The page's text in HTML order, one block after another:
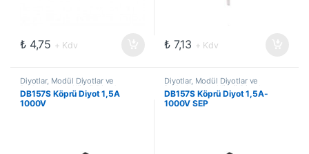
₺4,75 + Kdv ₺7,13 + Kdv
Diyotlar, Modül Diyotlar ve
Doğrultucular Köprü Diyotlar
DB157S Köprü Diyot 1,5A
1000V
Diyotlar, Modül Diyotlar ve
Doğrultucular Köprü Diyotlar
DB157S Köprü Diyot 1,5A-
1000V SEP